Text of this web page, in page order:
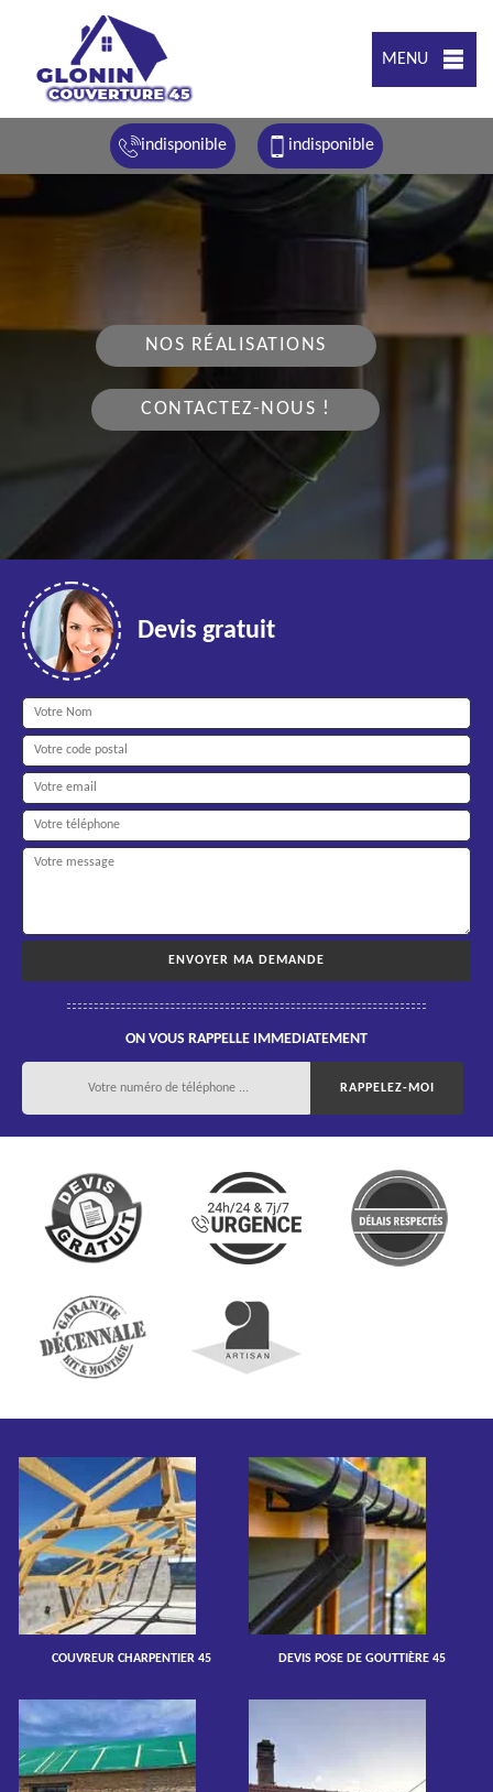
MENU
indisponible indisponible
NOS RÉALISATIONS
CONTACTEZ-NOUS !
Devis gratuit
ON VOUS RAPPELLE IMMEDIATEMENT
COUVREUR CHARPENTIER 45 DEVIS POSE DE GOUTTIÈRE 45